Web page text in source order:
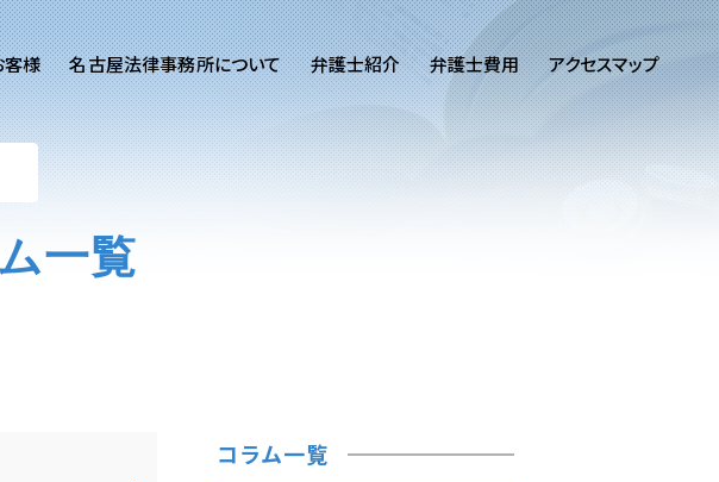
ト
客様
医療過誤
刑事事件
名古屋法律事務所について 弁護士紹介 弁護士費用 アクセスマップ
一覧
コラム一覧